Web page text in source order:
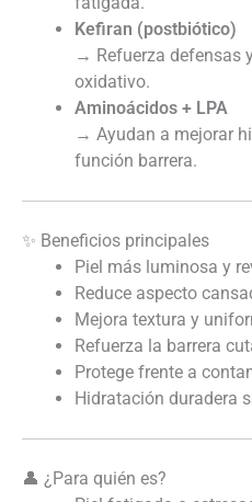
Kefiran (postbiótico)
→ Refuerza defensas
oxidativo.
Aminoácidos + LPA
→ Ayudan a mejorar
función barrera.
✨ Beneficios principales
Piel más luminosa y
Reduce aspecto
Mejora textura y
Refuerza la barrera
Protege frente a
Hidratación duradera
👤 ¿Para quién es?